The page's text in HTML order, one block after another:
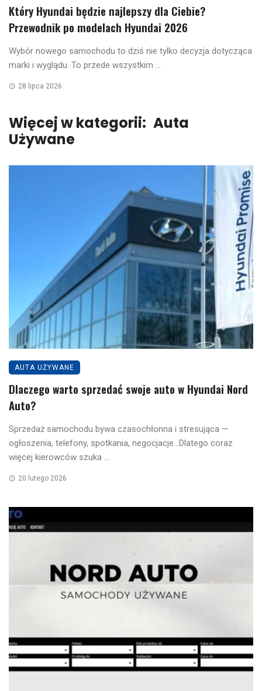
Który Hyundai będzie najlepszy dla Ciebie?
Przewodnik po modelach Hyundai 2026
Wybór nowego samochodu to dziś nie tylko decyzja dotycząca
marki i wyglądu. To przede wszystkim ...
28 lipca 2026
Więcej w kategorii: Auta
Używane
AUTA UŻYWANE
Dlaczego warto sprzedać swoje auto w Hyundai Nord
Auto?
Sprzedaż samochodu bywa czasochłonna i stresująca —
ogłoszenia, telefony, spotkania, negocjacje…Dlatego coraz
więcej kierowców szuka ...
20 lutego 2026